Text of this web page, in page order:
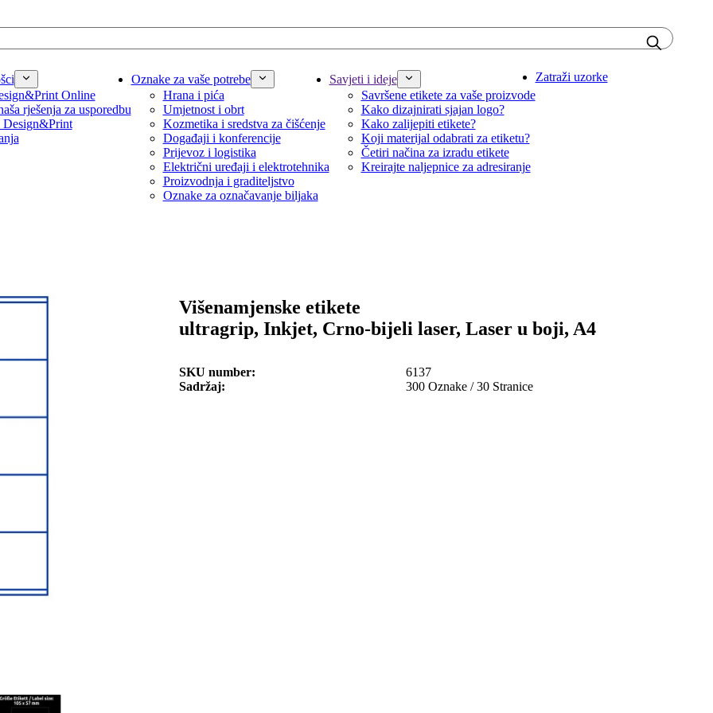
Online
rješenja za usporedbu
Design&Print
Oznake za vaše potrebe
Hrana i pića
Umjetnost i obrt
Kozmetika i sredstva za čišćenje
Događaji i konferencije
Prijevoz i logistika
Električni uređaji i elektrotehnika
Proizvodnja i graditeljstvo
Oznake za označavanje biljaka
Savjeti i ideje
Savršene etikete za vaše proizvode
Kako dizajnirati sjajan logo?
Kako zalijepiti etikete?
Koji materijal odabrati za etiketu?
Četiri načina za izradu etikete
Kreirajte naljepnice za adresiranje
Zatraži uzorke
Višenamjenske etikete
ultragrip, Inkjet, Crno-bijeli laser, Laser u boji, A4
SKU number
6137
Sadržaj
300 Oznake / 30 Stranice